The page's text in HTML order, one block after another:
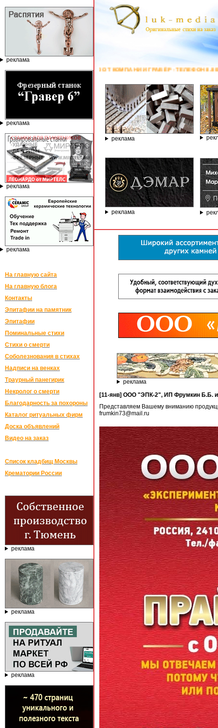
реклама
реклама
реклама
реклама
На главную сайта
На главную блога
Контакты
Эпитафии на памятник
Эпитафии
Поминальные стихи
Стихи о смерти
Соболезнования в стихах
Надписи на венках
Траурный панегирик
Некролог о смерти
Благодарность за похороны
Каталог ритуальных фирм
Доска объявлений
Видео на заказ
Список кладбищ Москвы
Крематории России
реклама
реклама
реклама
ОТ КОМПАНИИ ГРАВЁР - ТЕЛЕФОН 8.800.77-53-440, САЙТ
реклама
реклама
реклама
[11-янв] ООО "ЭПК-2", ИП Фрумкин Б.Б.
Представляем Вашему вниманию
frumkin73@mail.ru